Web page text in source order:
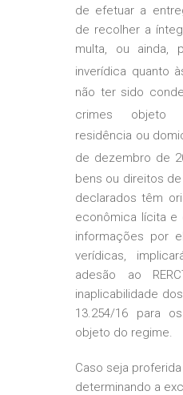
de efetuar a
de recolher a
multa, ou ainda,
inverídica quanto
não ter sido
crimes
residência ou
de dezembro de
bens ou direitos
declarados têm
econômica lícita e
informações por
verídicas,
adesão ao
inaplicabilidade
13.254/16 para
objeto do regime.
Caso seja
determinando a